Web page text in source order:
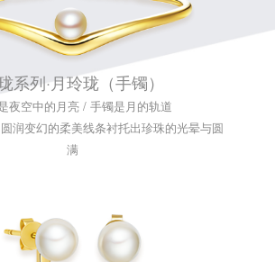
系列·月玲珑（手镯）
夜空中的月亮 / 手镯是月的轨道
润变幻的柔美线条衬托出珍珠的光晕与圆
满